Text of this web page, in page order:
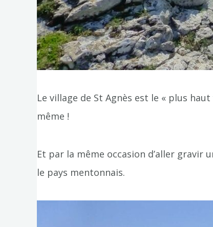
Le village de St Agnès est le « plus
même !
Et par la même occasion d’aller gravir
le pays mentonnais.